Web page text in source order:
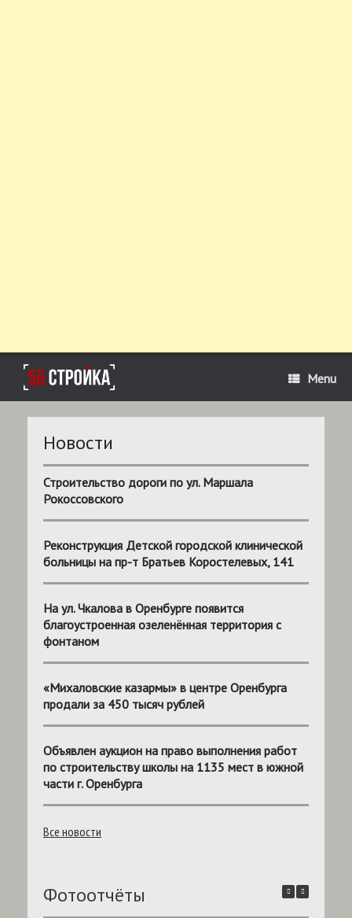
Menu
Новости
Строительство дороги по ул. Маршала
Рокоссовского
Реконструкция Детской городской клинической
больницы на пр-т Братьев Коростелевых, 141
На ул. Чкалова в Оренбурге появится
благоустроенная озеленённая территория с
фонтаном
«Михаловские казармы» в центре Оренбурга
продали за 450 тысяч рублей
Объявлен аукцион на право выполнения работ
по строительству школы на 1135 мест в южной
части г. Оренбурга
Все новости
Фотоотчёты